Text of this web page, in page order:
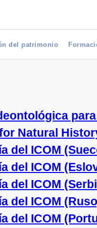
del patrimonio
Natural
del ICOM
del ICOM
del ICOM
del ICOM
del ICOM